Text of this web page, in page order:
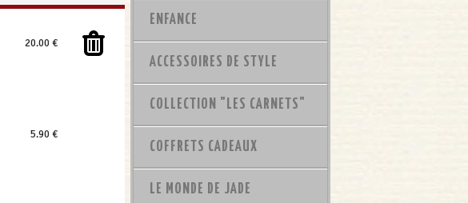
20.00 €
5.90 €
ENFANCE
ACCESSOIRES DE STYLE
COLLECTION "LES CARNETS"
COFFRETS CADEAUX
LE MONDE DE JADE